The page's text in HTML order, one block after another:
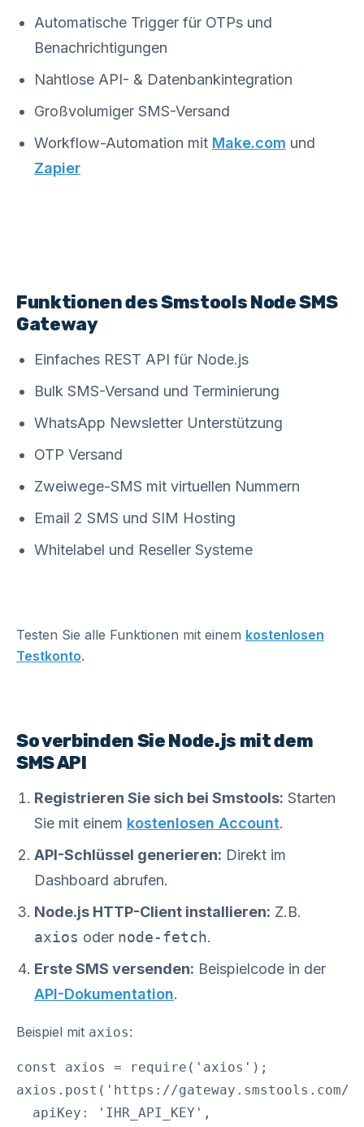
Automatische Trigger für OTPs und
Benachrichtigungen
Nahtlose API- & Datenbankintegration
Großvolumiger SMS-Versand
Workflow-Automation mit Make.com und
Zapier
Funktionen des Smstools Node SMS
Gateway
Einfaches REST API für Node.js
Bulk SMS-Versand und Terminierung
WhatsApp Newsletter Unterstützung
OTP Versand
Zweiwege-SMS mit virtuellen Nummern
Email 2 SMS und SIM Hosting
Whitelabel und Reseller Systeme
Testen Sie alle Funktionen mit einem kostenlosen
Testkonto.
So verbinden Sie Node.js mit dem
SMS API
Registrieren Sie sich bei Smstools: Starten
Sie mit einem kostenlosen Account.
API-Schlüssel generieren: Direkt im
Dashboard abrufen.
Node.js HTTP-Client installieren: Z.B.
axios oder node-fetch.
Erste SMS versenden: Beispielcode in der
API-Dokumentation.
Beispiel mit axios:
const axios = require('axios');
axios.post('https://gateway.smstools.com/
  apiKey: 'IHR_API_KEY',